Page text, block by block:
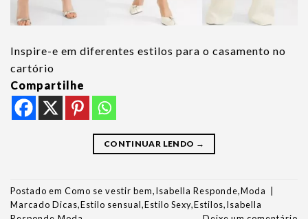
Inspire-e em diferentes estilos para o casamento no
cartório
Compartilhe
CONTINUAR LENDO →
Postado em Como se vestir bem,Isabella Responde,Moda
Marcado Dicas,Estilo sensual,Estilo Sexy,Estilos,Isabella